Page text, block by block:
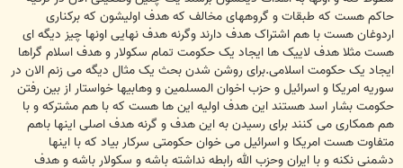
حاکم هست که طبقات و گروههای مخالف که هدف اولیشون که برکناری
اردوغان هست با هم اشتراک هدف دارند وگرنه هدف نهایی اونها چیز دیگه ای
هست مثلا هدف لاییک ها ایجاد یک حکومت تمام سکولار و هدف اسلام گراها
ایجاد یک حکومت اسلامی.برای روشن شدن بحث یک مثال دیگه می زنم الان در
سوریه امریکا و اسرائیل و حزب اخوان المسلمین و وهابیها خواستار از بین رفتن
حکومت بشار اسد هستند این هدف اولیه این ها هست که با هم مشترکه و با
هم همکاری می کنند برای رسیدن به این هدف و گرنه هدف اصلی اینها باهم
متفاوت هست امریکا و اسرائیل می خوان حکومتی سرکار بیاد که با اینها
دشمنی نکنه و با ایران وحزب الله رابطه نداشته باشه و سکولار باشه و هدف